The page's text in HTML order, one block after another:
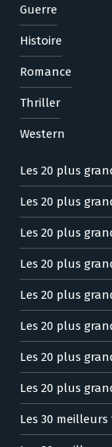
Guerre
Histoire
Romance
Thriller
Western
Les 20 plus
Les 20 plus
Les 20 plus
Les 20 plus
Les 20 plus
Les 20 plus
Les 20 plus
Les 20 plus
Les 30